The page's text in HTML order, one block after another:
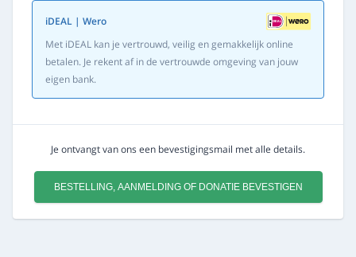
iDEAL | Wero
Met iDEAL kan je vertrouwd, veilig en gemakkelijk online
betalen. Je rekent af in de vertrouwde omgeving van jouw
eigen bank.
Je ontvangt van ons een bevestigingsmail met alle details.
BESTELLING, AANMELDING OF DONATIE BEVESTIGEN